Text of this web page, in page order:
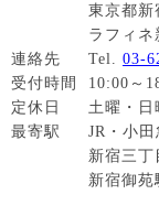
東京都新
ラフィネ
連絡先
Tel. 03-
受付時間
10:00～
定休日
土曜・日
最寄駅
JR・小
新宿三丁
新宿御苑